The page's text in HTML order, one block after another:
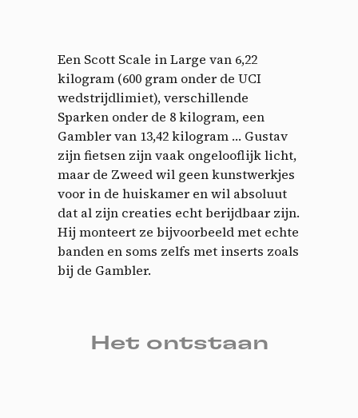
Een Scott Scale in Large van 6,22
kilogram (600 gram onder de UCI
wedstrijdlimiet), verschillende
Sparken onder de 8 kilogram, een
Gambler van 13,42 kilogram … Gustav
zijn fietsen zijn vaak ongelooflijk licht,
maar de Zweed wil geen kunstwerkjes
voor in de huiskamer en wil absoluut
dat al zijn creaties echt berijdbaar zijn.
Hij monteert ze bijvoorbeeld met echte
banden en soms zelfs met inserts zoals
bij de Gambler.
Het ontstaan